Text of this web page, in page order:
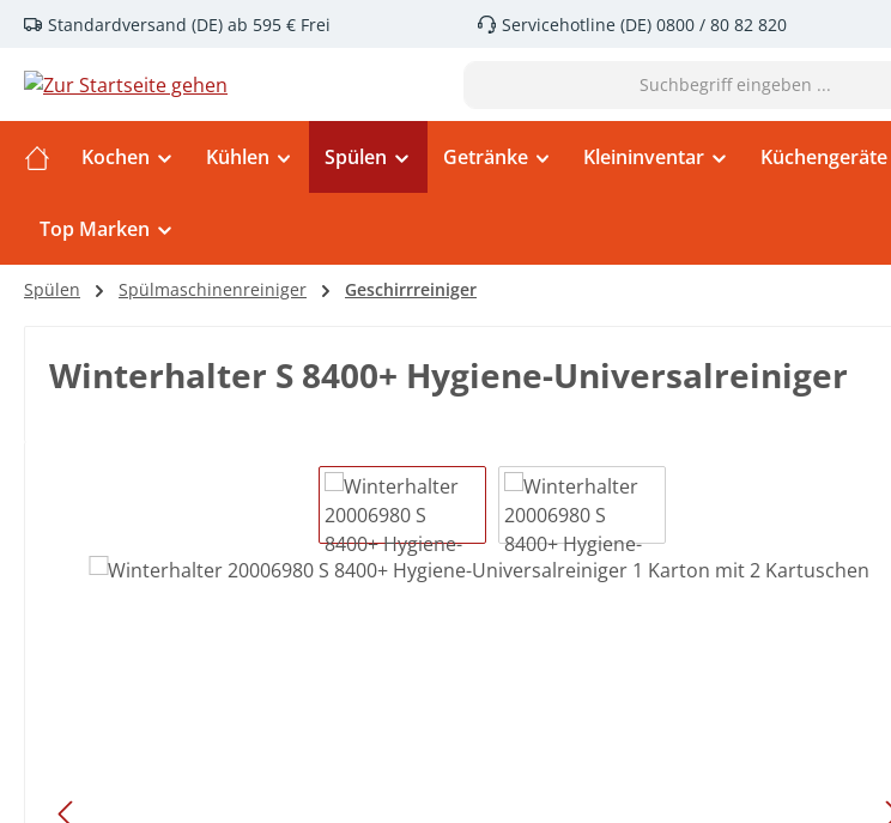
Hauptinhalt springen
Zur Suche springen
Zur Hauptnavigation springen
Standardversand (DE) ab 595 € Frei Servicehotline (DE) 0800 / 80 82 820
Kochen Kühlen Spülen Getränke Kleininventar Küchengeräte
Top Marken
Spülen Spülmaschinenreiniger Geschirrreiniger
Winterhalter S 8400+ Hygiene-Universalreiniger